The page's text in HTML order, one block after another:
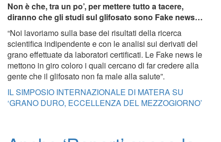
Non è che, tra un po’, per mettere tutto a tacere,
diranno che gli studi sul glifosato sono Fake news…
“Noi lavoriamo sulla base dei risultati della ricerca
scientifica indipendente e con le analisi sui derivati del
grano effettuate da laboratori certificati. Le Fake news le
mettono in giro coloro i quali cercano di far credere alla
gente che il glifosato non fa male alla salute”.
IL SIMPOSIO INTERNAZIONALE DI MATERA SU
‘GRANO DURO, ECCELLENZA DEL MEZZOGIORNO’